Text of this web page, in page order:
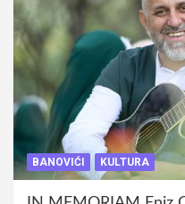
BANOVIĆI KULTURA